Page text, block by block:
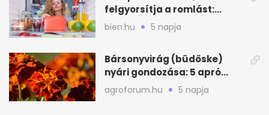
felgyorsítja a romlást:
zónákra figyelj
bien.hu 5 napja
Bársonyvirág (büdöske)
nyári gondozása: 5 apró
lépés a dús virágzásért
agroforum.hu 5 napja